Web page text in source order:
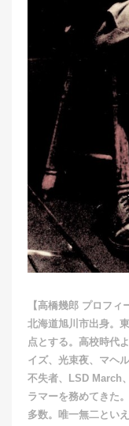
【高橋幾郎 プロフィ
北海道旭川市出身。
点とする。高校時代
イズ、光束夜、マヘ
不失者、LSD March
ラマーを務めてきた
多数。唯一無二とい